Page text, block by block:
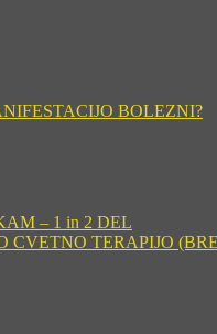
BOLEZNI?
– 1 in 2 DEL
CVETNO TERAPIJO